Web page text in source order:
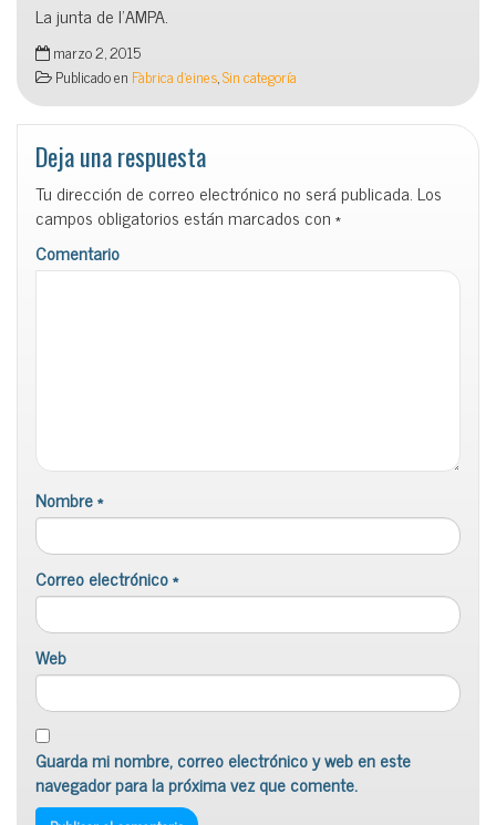
La junta de l’AMPA.
marzo 2, 2015
Publicado en Fàbrica d'eines,Sin categoría
Deja una respuesta
Tu dirección de correo electrónico no será publicada. Los
campos obligatorios están marcados con*
Comentario
Nombre*
Correo electrónico*
Web
Guarda mi nombre, correo electrónico y web en este
navegador para la próxima vez que comente.